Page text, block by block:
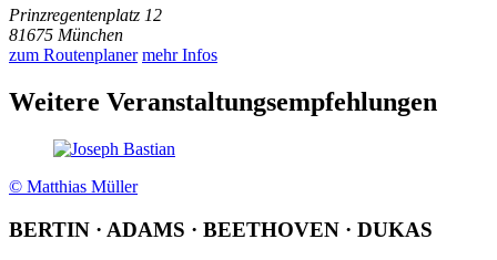
Prinzregentenplatz 12
81675 München
zum Routenplaner mehr Infos
Weitere Veranstaltungsempfehlungen
© Matthias Müller
BERTIN · ADAMS · BEETHOVEN · DUKAS